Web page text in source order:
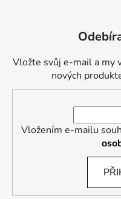
Vložte svůj e-mail a my
nových
Vložením e-mailu